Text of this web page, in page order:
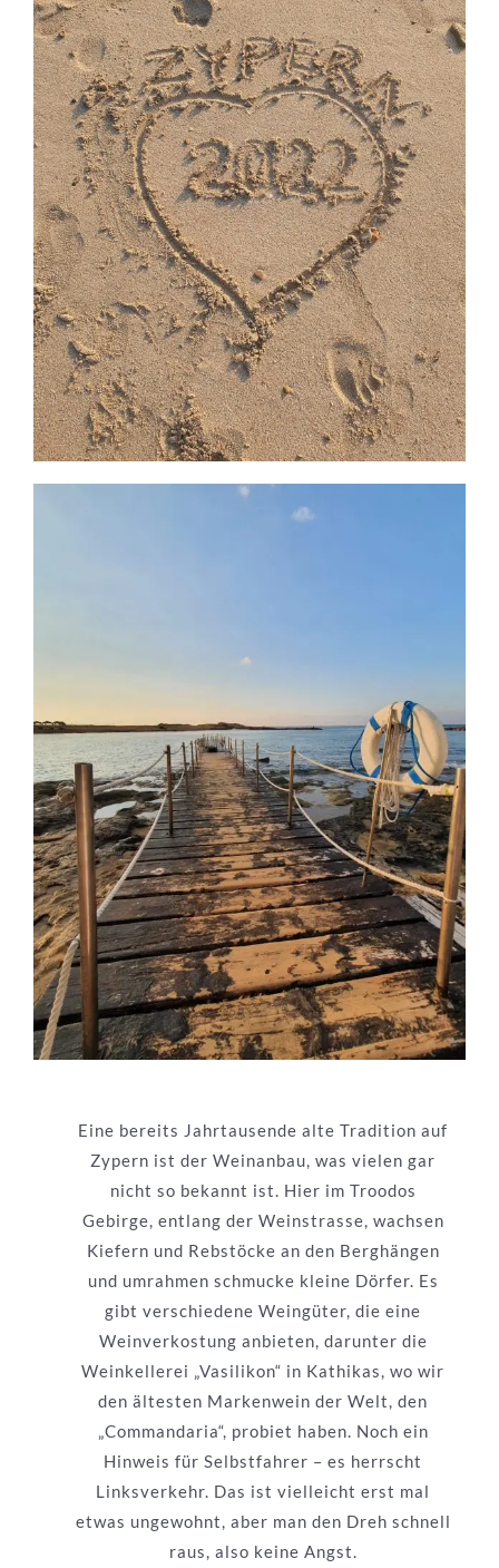
Eine bereits Jahrtausende alte Tradition auf
Zypern ist der Weinanbau, was vielen gar
nicht so bekannt ist. Hier im Troodos
Gebirge, entlang der Weinstrasse, wachsen
Kiefern und Rebstöcke an den Berghängen
und umrahmen schmucke kleine Dörfer. Es
gibt verschiedene Weingüter, die eine
Weinverkostung anbieten, darunter die
Weinkellerei „Vasilikon“ in Kathikas, wo wir
den ältesten Markenwein der Welt, den
„Commandaria“, probiet haben. Noch ein
Hinweis für Selbstfahrer – es herrscht
Linksverkehr. Das ist vielleicht erst mal
etwas ungewohnt, aber man den Dreh schnell
raus, also keine Angst.